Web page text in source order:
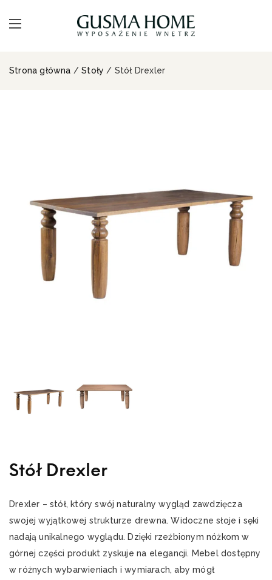
Strona główna /Stoły / Stół Drexler
Stół Drexler
Drexler – stół, który swój naturalny wygląd zawdzięcza
swojej wyjątkowej strukturze drewna. Widoczne słoje i sęki
nadają unikalnego wyglądu. Dzięki rzeźbionym nóżkom w
górnej części produkt zyskuje na elegancji. Mebel dostępny
w różnych wybarwieniach i wymiarach, aby mógł